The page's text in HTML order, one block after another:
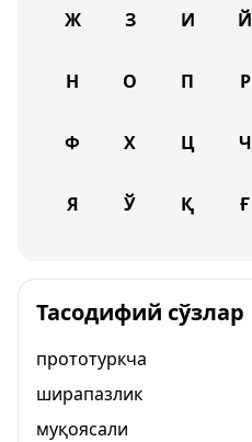
Ж З И Й
Н О П Р
Ф Х Ц Ч
Я Ў Қ Ғ
Тасодифий сўзлар
прототуркча
ширапазлик
муқоясали